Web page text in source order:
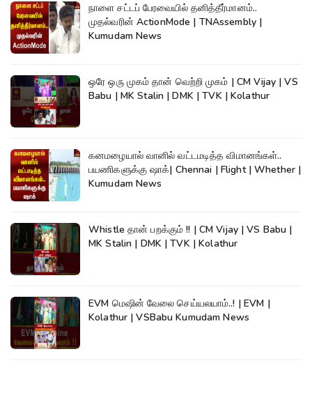
நாளை சட்டப் பேரவையில் தனித்தீர்மானம்..
முதல்வரின் ActionMode | TNAssembly |
Kumudam News
ஒரே ஒரு முகம் தான் வெற்றி முகம் | CM Vijay | VS
Babu | MK Stalin | DMK | TVK | Kolathur
கனமழையால் வானில் வட்டமடித்த விமானங்கள்..
பயணிகளுக்கு ஷாக்| Chennai | Flight | Whether |
Kumudam News
Whistle தான் பறக்கும் !! | CM Vijay | VS Babu |
MK Stalin | DMK | TVK | Kolathur
EVM மெஷின் வேலை செய்யலயாம்..! | EVM |
Kolathur | VSBabu Kumudam News